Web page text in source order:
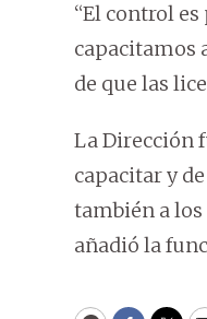
“El control
capacitamos
de que las
La Dirección
capacitar y
también a
añadió la